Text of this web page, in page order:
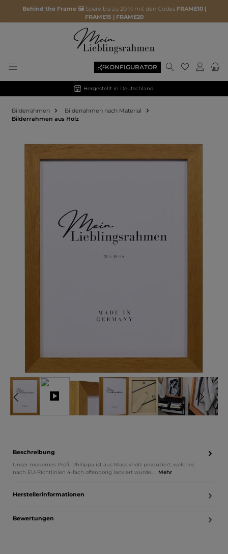
Behind the Frame 🖼️ Spare bis zu 20 % mit den Codes FRAME10 |
FRAME15 | FRAME20
KONFIGURATOR
Hergestellt in Deutschland
Bilderrahmen
Bilderrahmen nach Material
Bilderrahmen aus Holz
Bildergalerie überspringen
Beschreibung
Unser modernes Profil Philippa ist aus Massivholz produziert, welches
nach EU-Richtlinien 4-fach offenporig lackiert wurde.… Mehr
Herstellerinformationen
Bewertungen